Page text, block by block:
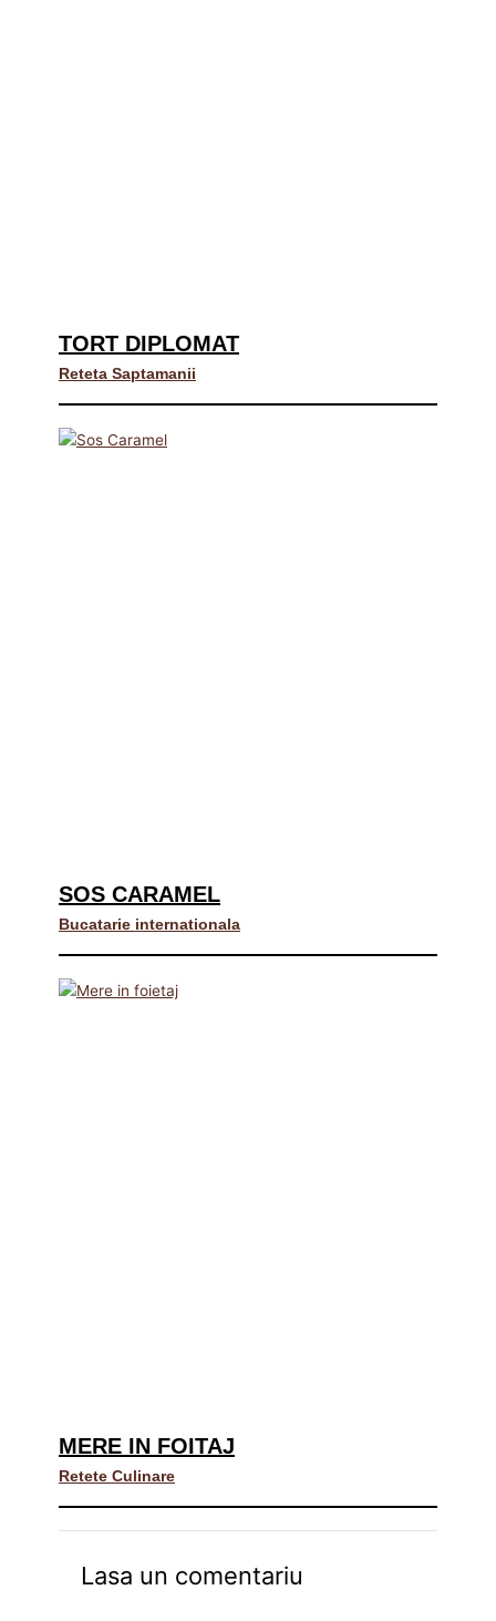
TORT DIPLOMAT
Reteta Saptamanii
SOS CARAMEL
Bucatarie internationala
MERE IN FOITAJ
Retete Culinare
Lasa un comentariu